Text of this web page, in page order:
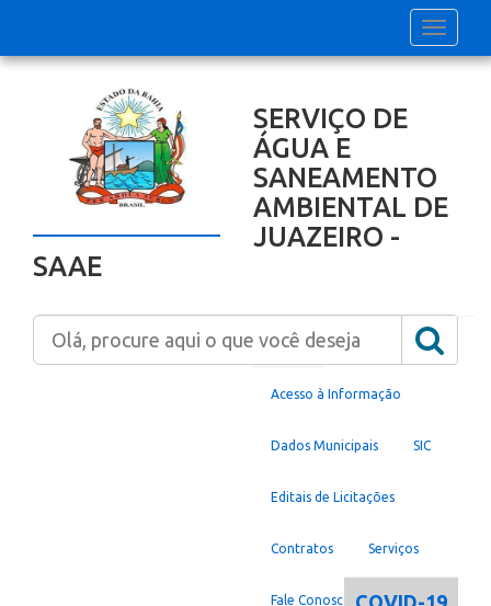
Toggle
SERVIÇO DE
ÁGUA E
SANEAMENTO
AMBIENTAL DE
JUAZEIRO -
SAAE
Home
Acesso à Informação
Dados Municipais SIC
Editais de Licitações
Contratos Serviços
Fale Conosco COVID-19